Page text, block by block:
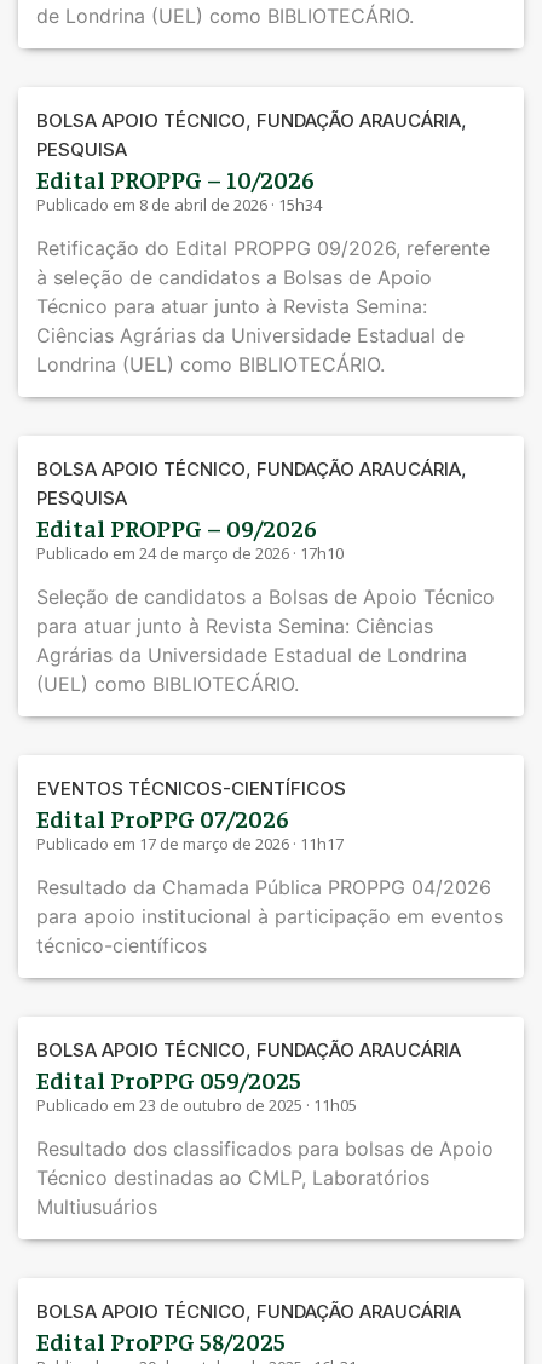
de Londrina (UEL) como BIBLIOTECÁRIO.
BOLSA APOIO TÉCNICO, FUNDAÇÃO ARAUCÁRIA,
PESQUISA
Edital PROPPG – 10/2026
Publicado em 8 de abril de 2026 · 15h34
Retificação do Edital PROPPG 09/2026, referente
à seleção de candidatos a Bolsas de Apoio
Técnico para atuar junto à Revista Semina:
Ciências Agrárias da Universidade Estadual de
Londrina (UEL) como BIBLIOTECÁRIO.
BOLSA APOIO TÉCNICO, FUNDAÇÃO ARAUCÁRIA,
PESQUISA
Edital PROPPG – 09/2026
Publicado em 24 de março de 2026 · 17h10
Seleção de candidatos a Bolsas de Apoio Técnico
para atuar junto à Revista Semina: Ciências
Agrárias da Universidade Estadual de Londrina
(UEL) como BIBLIOTECÁRIO.
EVENTOS TÉCNICOS-CIENTÍFICOS
Edital ProPPG 07/2026
Publicado em 17 de março de 2026 · 11h17
Resultado da Chamada Pública PROPPG 04/2026
para apoio institucional à participação em eventos
técnico-científicos
BOLSA APOIO TÉCNICO, FUNDAÇÃO ARAUCÁRIA
Edital ProPPG 059/2025
Publicado em 23 de outubro de 2025 · 11h05
Resultado dos classificados para bolsas de Apoio
Técnico destinadas ao CMLP, Laboratórios
Multiusuários
BOLSA APOIO TÉCNICO, FUNDAÇÃO ARAUCÁRIA
Edital ProPPG 58/2025